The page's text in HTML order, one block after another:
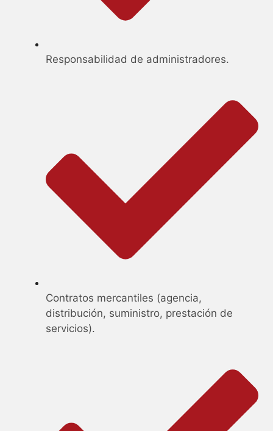
Responsabilidad de administradores.
Contratos mercantiles (agencia,
distribución, suministro, prestación de
servicios).